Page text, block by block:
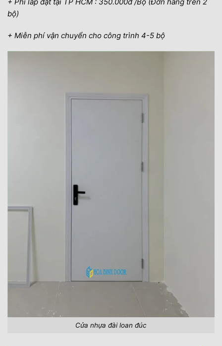
+ Phí lắp đặt tại TP HCM : 350.000đ /Bộ (Đơn hàng trên 2
bộ)
+ Miễn phí vận chuyển cho công trình 4-5 bộ
Cửa nhựa đài loan đúc